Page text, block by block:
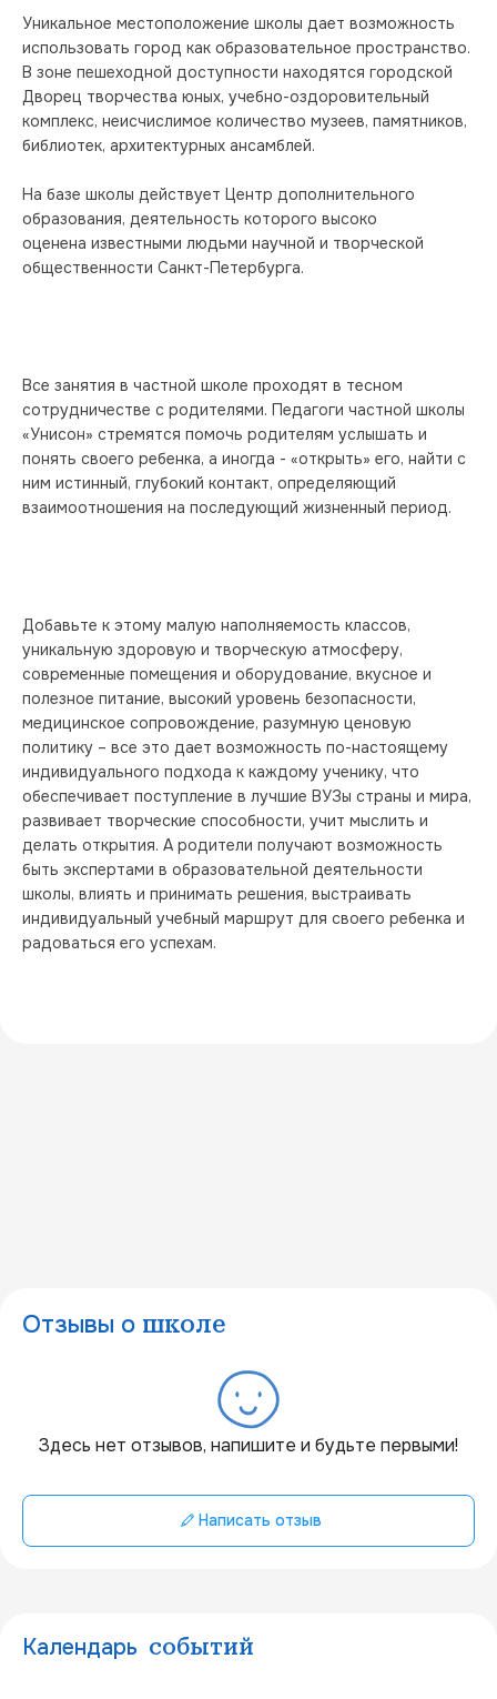
Уникальное местоположение школы дает возможность
использовать город как образовательное пространство.
В зоне пешеходной доступности находятся городской
Дворец творчества юных, учебно-оздоровительный
комплекс, неисчислимое количество музеев, памятников,
библиотек, архитектурных ансамблей.
На базе школы действует Центр дополнительного
образования, деятельность которого высоко
оценена известными людьми научной и творческой
общественности Санкт-Петербурга.
Все занятия в частной школе проходят в тесном
сотрудничестве с родителями. Педагоги частной школы
«Унисон» стремятся помочь родителям услышать и
понять своего ребенка, а иногда - «открыть» его, найти с
ним истинный, глубокий контакт, определяющий
взаимоотношения на последующий жизненный период.
Добавьте к этому малую наполняемость классов,
уникальную здоровую и творческую атмосферу,
современные помещения и оборудование, вкусное и
полезное питание, высокий уровень безопасности,
медицинское сопровождение, разумную ценовую
политику – все это дает возможность по-настоящему
индивидуального подхода к каждому ученику, что
обеспечивает поступление в лучшие ВУЗы страны и мира,
развивает творческие способности, учит мыслить и
делать открытия. А родители получают возможность
быть экспертами в образовательной деятельности
школы, влиять и принимать решения, выстраивать
индивидуальный учебный маршрут для своего ребенка и
радоваться его успехам.
Отзывы о школе
Здесь нет отзывов, напишите и будьте первыми!
Написать отзыв
Календарь событий